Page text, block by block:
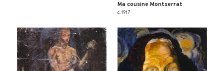
Ma cousine Montserrat
c. 1917